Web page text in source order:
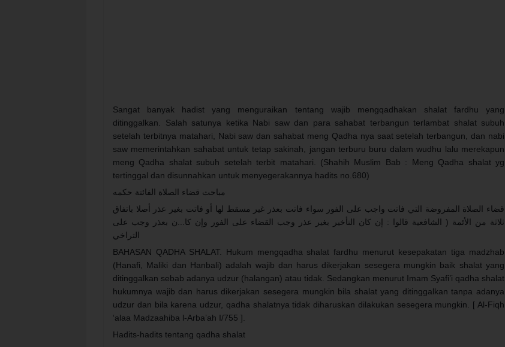
Sangat banyak hadist yang menguraikan tentang wajib mengqadhakan shalat fardhu yang
ditinggalkan. Salah satunya ketika Nabi saw dan para sahabat terbangun terlambat shalat subuh
setelah terbitnya matahari, Nabi saw dan sahabat meng Qadha nya saat setelah terbangun, dan nabi
saw memerintahkan sahabat untuk tetap sakinah, jangan terburu buru dalam wudhu lalu merekapun
meng Qadha shalat subuh setelah terbit matahari. (Shahih Muslim Bab : Meng Qadha shalat yg
tertinggal dan disunnahkan untuk menyegerakannya hadits no.680)
مباحث قضاء الصلاة الفائتة حكمه
قضاء الصلاة المفروضة التي فاتت واجب على الفور سواء فاتت بعذر غير مسقط لها أو فاتت بغير عذر أصلا باتفاق
ثلاثة من الأئمة ( الشافعية قالوا : إن كان التأخير بغير عذر وجب القضاء على الفور وإن كا...ن بعذر وجب على
التراخي
BAHASAN QADHA SHALAT. Hukum mengqadha shalat fardhu menurut kesepakatan tiga madzhab
(Hanafi, Maliki dan Hanbali) adalah wajib dan harus dikerjakan sesegera mungkin baik shalat yang
ditinggalkan sebab adanya udzur (halangan) atau tidak. Sedangkan menurut Imam Syafi’i qadha shalat
hukumnya wajib dan harus dikerjakan sesegera mungkin bila shalat yang ditinggalkan tanpa adanya
udzur dan bila karena udzur, qadha shalatnya tidak diharuskan dilakukan sesegera mungkin. [ Al-Fiqh
‘alaa Madzaahiba l-Arba’ah I/755 ].
Hadits-hadits tentang qadha shalat